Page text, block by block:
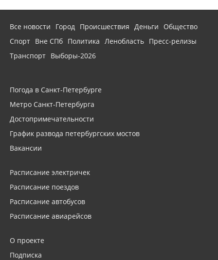
Все новости Город Происшествия Деньги
Общество
Спорт Вне СПб Политика Ленобласть Пресс-релизы
Транспорт Выборы-2026
Погода в Санкт-Петербурге
Метро Санкт-Петербурга
Достопримечательности
График развода петербургских мостов
Вакансии
Расписание электричек
Расписание поездов
Расписание автобусов
Расписание авиарейсов
О проекте
Подписка